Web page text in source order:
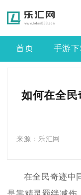
首页 手游下
如何在全民
来源： 乐汇网
在全民奇迹中